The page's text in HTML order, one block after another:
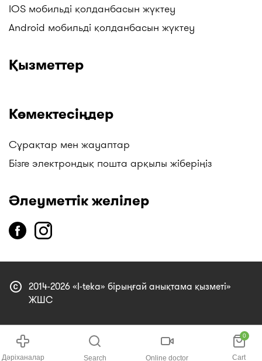
IOS мобильді қолданбасын жүктеу
Android мобильді қолданбасын жүктеу
Қызметтер
Көмектесіңдер
Сұрақтар мен жауаптар
Бізге электрондық пошта арқылы жіберіңіз
Әлеуметтік желілер
copyright 2014-2026 «I-teka» бірыңғай анықтама қызметі»
ЖШС
Дәріханалар Search Online doctor
0
Cart